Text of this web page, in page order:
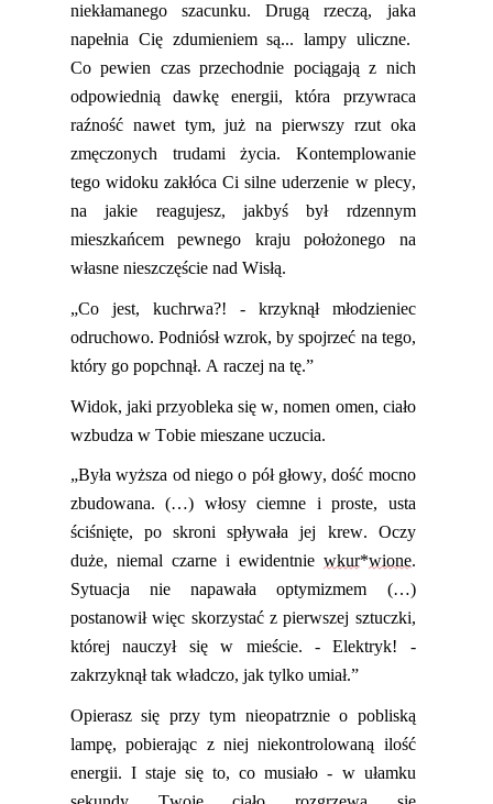
niekłamanego szacunku. Drugą rzeczą, jaka
napełnia Cię zdumieniemsą... lampy uliczne.
Copewien czas przechodnie pociągają z nich
odpowiednią dawkę energii, która przywraca
raźność nawet tym, już na pierwszy rzut oka
zmęczonych trudami życia. Kontemplowanie
tego widoku zakłóca Ci silne uderzenie w plecy,
najakie reagujesz, jakbyś był rdzennym
mieszkańcem pewnego kraju położonego na
własne nieszczęście nad Wisłą.
„Co jest, kuchrwa?! - krzyknął młodzieniec
odruchowo. Podniósł wzrok, by spojrzeć na tego,
który go popchnął. A raczej na tę.”
Widok, jaki przyobleka się w, nomen omen, ciało
wzbudza w Tobie mieszane uczucia.
„Była wyższa od niego o pół głowy, dość mocno
zbudowana. (…) włosy ciemne i proste, usta
ściśnięte, po skroni spływała jej krew. Oczy
duże, niemal czarne i ewidentnie wkur*wione.
Sytuacja nie napawała optymizmem (…)
postanowił więc skorzystać z pierwszej sztuczki,
której nauczył się w mieście. - Elektryk! -
zakrzyknął tak władczo, jak tylko umiał.”
Opierasz się przy tym nieopatrznie o pobliską
lampę, pobierając z niej niekontrolowaną ilość
energii. I staje się to, co musiało - w ułamku